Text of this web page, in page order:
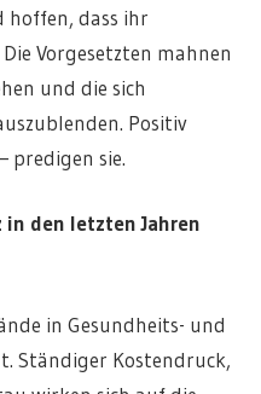
hoffen, dass ihr
Vorgesetzten mahnen
und die sich
Positiv
predigen sie.
den letzten Jahren
in Gesundheits- und
Ständiger Kostendruck,